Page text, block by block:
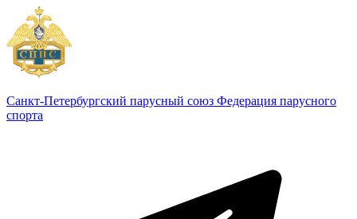
Санкт-Петербургский парусный союз Федерация парусного
спорта